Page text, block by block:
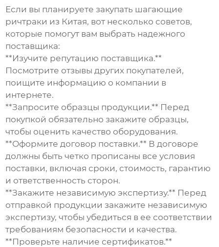
Если вы планируете закупать шагающие
ричтраки из Китая, вот несколько советов,
которые помогут вам выбрать надежного
поставщика:
**Изучите репутацию поставщика.**
Посмотрите отзывы других покупателей,
поищите информацию о компании в
интернете.
**Запросите образцы продукции.** Перед
покупкой обязательно закажите образцы,
чтобы оценить качество оборудования.
**Оформите договор поставки.** В договоре
должны быть четко прописаны все условия
поставки, включая сроки, стоимость, гарантию
и ответственность сторон.
**Закажите независимую экспертизу.** Перед
отправкой продукции закажите независимую
экспертизу, чтобы убедиться в ее соответствии
требованиям безопасности и качества.
**Проверьте наличие сертификатов.**